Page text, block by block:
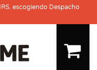
escogiendo Despacho